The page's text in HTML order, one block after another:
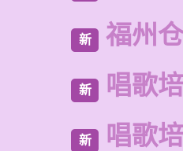
新 福州
新 唱歌
新 唱歌